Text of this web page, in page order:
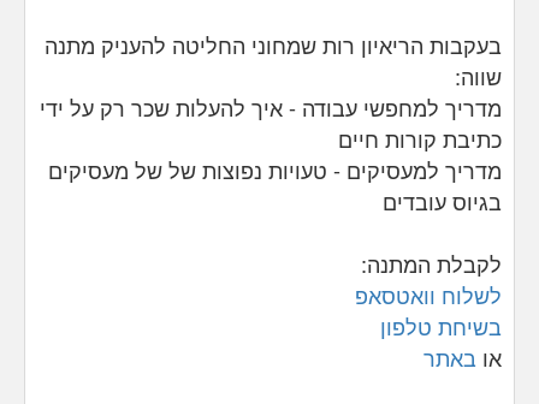
בעקבות הריאיון רות שמחוני החליטה להעניק מתנה
שווה:
מדריך למחפשי עבודה - איך להעלות שכר רק על ידי
כתיבת קורות חיים
מדריך למעסיקים - טעויות נפוצות של של מעסיקים
בגיוס עובדים
לקבלת המתנה:
לשלוח וואטסאפ
בשיחת טלפון
או באתר